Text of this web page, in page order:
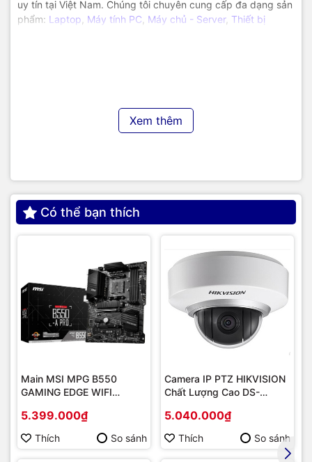
uy tín tại Việt Nam. Chúng tôi chuyên cung cấp đa dạng sản
phẩm: Laptop Máy tính PC Máy chủ - Server, Thiết bị
Xem thêm
Có thể bạn thích
Main MSI MPG B550
GAMING EDGE WIFI
Socket AM4/ VGA
onboard)
5.399.000₫
Thích So sánh
Camera IP PTZ HIKVISION
Chất Lượng Cao DS-
5.040.000₫
Thích So sánh